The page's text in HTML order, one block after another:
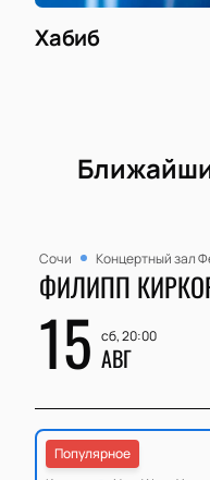
Хабиб
Сочи Концертный зал
ФИЛИПП
15 сб, 20:00
АВГ
Популярное